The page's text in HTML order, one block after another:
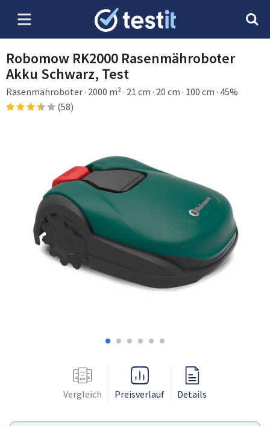
Robomow RK2000 Rasenmähroboter
Akku Schwarz, Test
Rasenmähroboter · 2000 m² · 21 cm · 20 cm · 100 cm · 45%
(58)
Vergleich Preisverlauf Details